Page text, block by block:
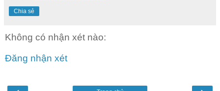
Chia sẻ
Không có nhận xét nào:
Đăng nhận xét